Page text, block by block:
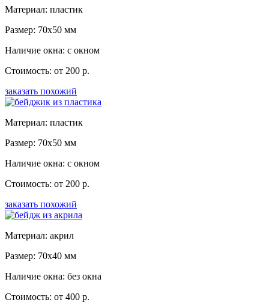
Материал: пластик
Размер: 70x50 мм
Наличие окна: с окном
Стоимость: от 200 р.
заказать похожий
Материал: пластик
Размер: 70x50 мм
Наличие окна: с окном
Стоимость: от 200 р.
заказать похожий
Материал: акрил
Размер: 70x40 мм
Наличие окна: без окна
Стоимость: от 400 р.